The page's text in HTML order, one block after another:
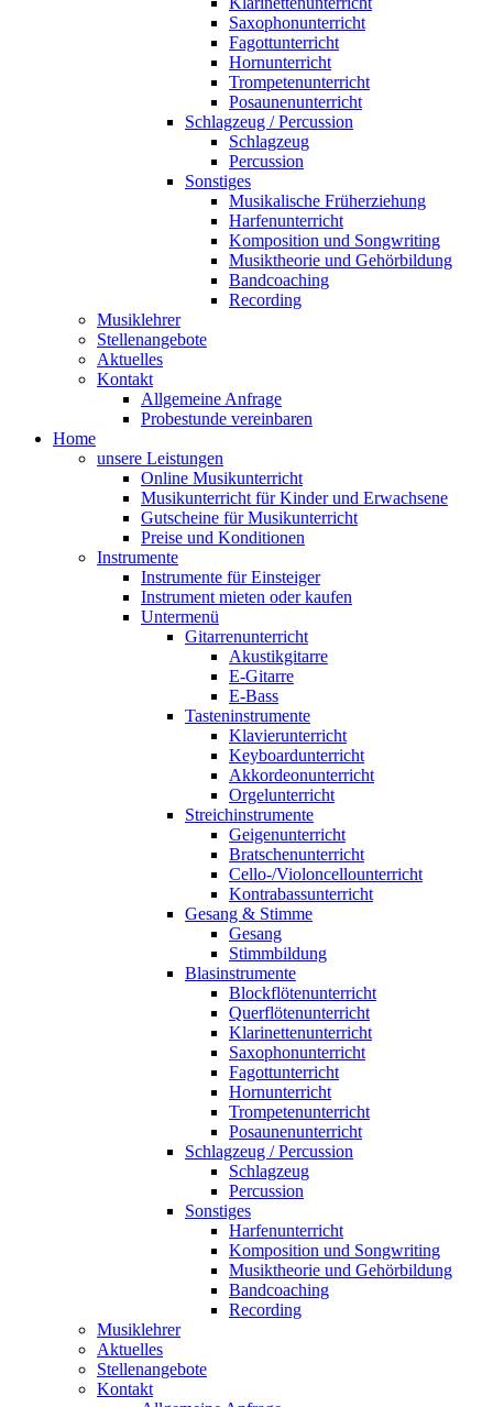
Saxophonunterricht
Fagottunterricht
Hornunterricht
Trompetenunterricht
Posaunenunterricht
Schlagzeug / Percussion
Schlagzeug
Percussion
Sonstiges
Musikalische Früherziehung
Harfenunterricht
Komposition und Songwriting
Musiktheorie und Gehörbildung
Bandcoaching
Recording
Musiklehrer
Stellenangebote
Aktuelles
Kontakt
Allgemeine Anfrage
Probestunde vereinbaren
Home
unsere Leistungen
Online Musikunterricht
Musikunterricht für Kinder und Erwachsene
Gutscheine für Musikunterricht
Preise und Konditionen
Instrumente
Instrumente für Einsteiger
Instrument mieten oder kaufen
Untermenü
Gitarrenunterricht
Akustikgitarre
E-Gitarre
E-Bass
Tasteninstrumente
Klavierunterricht
Keyboardunterricht
Akkordeonunterricht
Orgelunterricht
Streichinstrumente
Geigenunterricht
Bratschenunterricht
Cello-/Violoncellounterricht
Kontrabassunterricht
Gesang & Stimme
Gesang
Stimmbildung
Blasinstrumente
Blockflötenunterricht
Querflötenunterricht
Klarinettenunterricht
Saxophonunterricht
Fagottunterricht
Hornunterricht
Trompetenunterricht
Posaunenunterricht
Schlagzeug / Percussion
Schlagzeug
Percussion
Sonstiges
Harfenunterricht
Komposition und Songwriting
Musiktheorie und Gehörbildung
Bandcoaching
Recording
Musiklehrer
Aktuelles
Stellenangebote
Kontakt